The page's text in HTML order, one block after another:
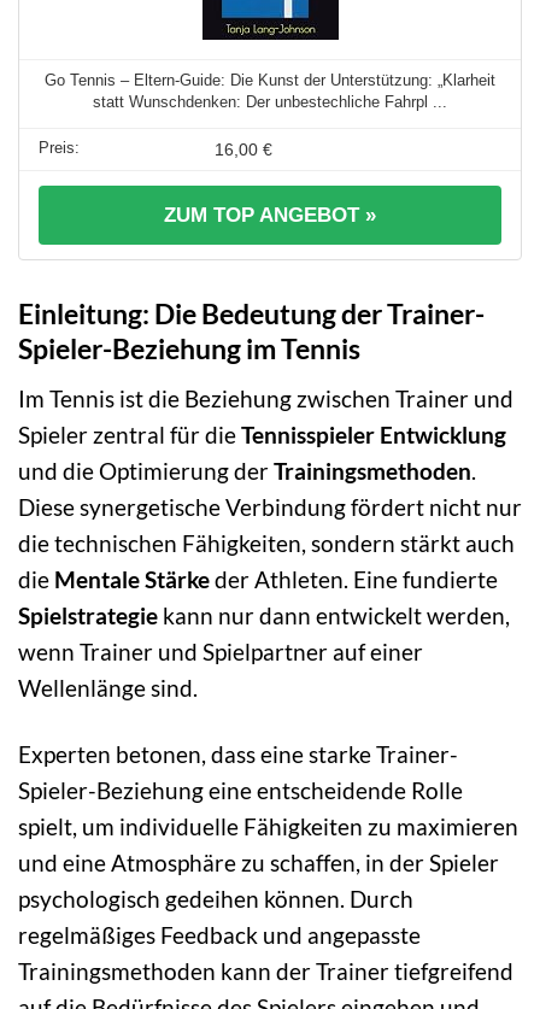
Go Tennis – Eltern-Guide: Die Kunst der Unterstützung: „Klarheit
statt Wunschdenken: Der unbestechliche Fahrpl ...
16,00 €
ZUM TOP ANGEBOT »
Einleitung: Die Bedeutung der Trainer-
Spieler-Beziehung im Tennis
Im Tennis ist die Beziehung zwischen Trainer und
Spieler zentral für dieTennisspieler Entwicklung
und die Optimierung derTrainingsmethoden
Diese synergetische Verbindung fördert nicht nur
die technischen Fähigkeiten, sondern stärkt auch
die Mentale Stärkeder Athleten. Eine fundierte
Spielstrategie kann nur dann entwickelt werden,
wenn Trainer und Spielpartner auf einer
Wellenlänge sind.
Experten betonen, dass eine starke Trainer-
Spieler-Beziehung eine entscheidende Rolle
spielt, um individuelle Fähigkeiten zu maximieren
und eine Atmosphäre zu schaffen, in der Spieler
psychologisch gedeihen können. Durch
regelmäßiges Feedback und angepasste
Trainingsmethoden kann der Trainer tiefgreifend